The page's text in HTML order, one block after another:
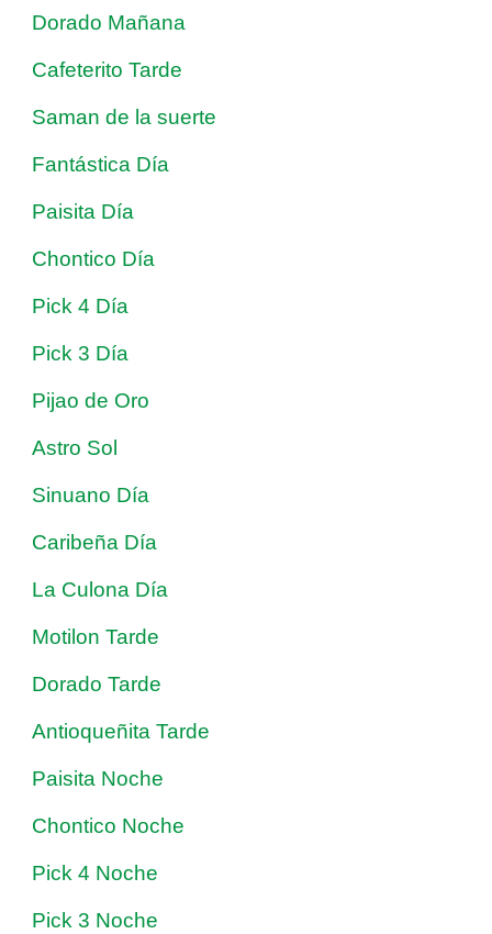
Dorado Mañana
Cafeterito Tarde
Saman de la suerte
Fantástica Día
Paisita Día
Chontico Día
Pick 4 Día
Pick 3 Día
Pijao de Oro
Astro Sol
Sinuano Día
Caribeña Día
La Culona Día
Motilon Tarde
Dorado Tarde
Antioqueñita Tarde
Paisita Noche
Chontico Noche
Pick 4 Noche
Pick 3 Noche